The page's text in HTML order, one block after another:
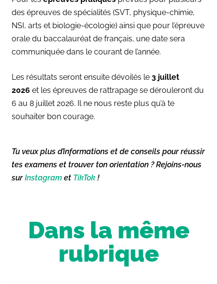
des épreuves de spécialités (SVT, physique-chimie,
NSI, arts et biologie-écologie) ainsi que pour l’épreuve
orale du baccalauréat de français, une date sera
communiquée dans le courant de l’année.
Les résultats seront ensuite dévoilés le 3 juillet
2026 et les épreuves de rattrapage se dérouleront du
6 au 8 juillet 2026. Il ne nous reste plus qu’à te
souhaiter bon courage.
Tu veux plus d’informations et de conseils pour réussir
tes examens et trouver ton orientation ? Rejoins-nous
surInstagram et TikTok !
Dans la même
rubrique